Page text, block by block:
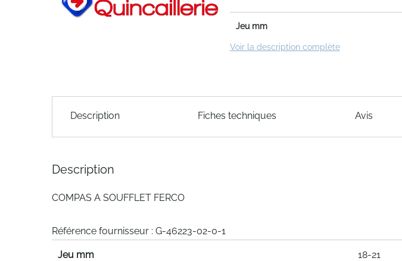
images
gallery
the
images
Jeu mm
Voir la description complète
Description Fiches techniques Avis
Description
COMPAS A SOUFFLET FERCO
Référence fournisseur : G-46223-02-0-1
Jeu mm 18-21